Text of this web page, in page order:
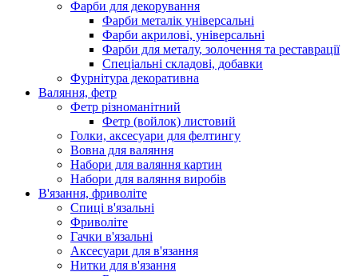
Фарби для декорування
Фарби металік універсальні
Фарби акрилові, універсальні
Фарби для металу, золочення та реставрації
Спеціальні складові, добавки
Фурнітура декоративна
Валяння, фетр
Фетр різноманітний
Фетр (войлок) листовий
Голки, аксесуари для фелтингу
Вовна для валяння
Набори для валяння картин
Набори для валяння виробів
В'язання, фриволіте
Спиці в'язальні
Фриволіте
Гачки в'язальні
Аксесуари для в'язання
Нитки для в'язання